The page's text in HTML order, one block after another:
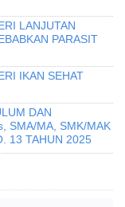
LANJUTAN
PARASIT
IKAN SEHAT
DAN
SMA/MA, SMK/MAK
13 TAHUN 2025